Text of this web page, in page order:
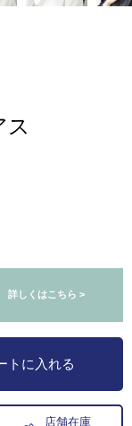
ス
詳しくはこちら >
トに入れる
店舗在庫